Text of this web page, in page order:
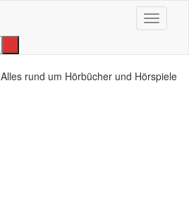
Alles rund um Hörbücher und Hörspiele